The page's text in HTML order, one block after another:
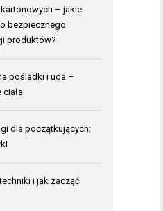
– jakie
bezpiecznego
produktów?
pośladki i uda –
dla początkujących:
i jak zacząć